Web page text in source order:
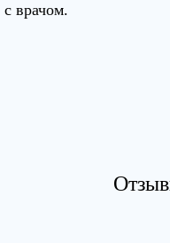
с врачом.